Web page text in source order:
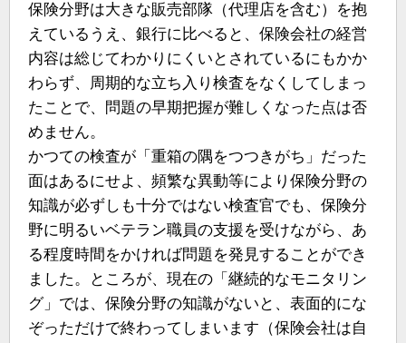
保険分野は大きな販売部隊（代理店を含む）を抱
えているうえ、銀行に比べると、保険会社の経営
内容は総じてわかりにくいとされているにもかか
わらず、周期的な立ち入り検査をなくしてしまっ
たことで、問題の早期把握が難しくなった点は否
めません。
かつての検査が「重箱の隅をつつきがち」だった
面はあるにせよ、頻繁な異動等により保険分野の
知識が必ずしも十分ではない検査官でも、保険分
野に明るいベテラン職員の支援を受けながら、あ
る程度時間をかければ問題を発見することができ
ました。ところが、現在の「継続的なモニタリン
グ」では、保険分野の知識がないと、表面的にな
ぞっただけで終わってしまいます（保険会社は自